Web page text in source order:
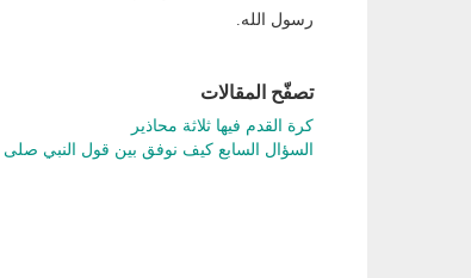
رسول الله.
تصفّح المقالات
كرة القدم فيها ثلاثة محاذير
السؤال السابع كيف نوفق بين قول النبي